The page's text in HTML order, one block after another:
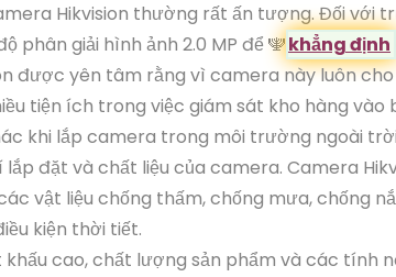
Hikvision thường rất ấn tượng. Đối với
phân giải hình ảnh 2.0 MP để ️🕎khẳng định
được yên tâm rằng vì camera này luôn
tiện ích trong việc giám sát kho hàng vào
khi lắp camera trong môi trường ngoài
đặt và chất liệu của camera. Camera
vật liệu chống thấm, chống mưa, chống
kiện thời tiết.
cao, chất lượng sản phẩm và các tính